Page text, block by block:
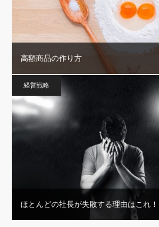
高額商品の作り方
経営戦略
ほとんどの社長が失敗する理由はこれ！